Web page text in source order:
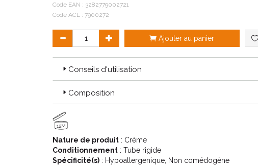
Code EAN : 3282779002721
Code ACL : 7900272
Ajouter au panier
Conseils d'utilisation
Composition
12M
Nature de produit : Crème
Conditionnement : Tube rigide
Spécificité(s) : Hypoallergenique, Non comédogène